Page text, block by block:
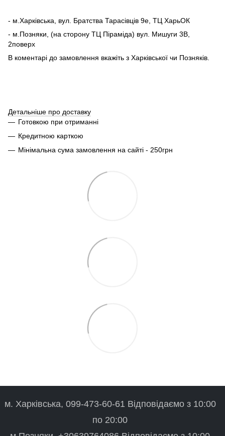
- м.Харківська, вул. Братства Тарасівців 9е, ТЦ ХарьОК
- м.Позняки, (на сторону ТЦ Піраміда) вул. Мишуги 3В,
2поверх
В коментарі до замовлення вкажіть з Харківської чи Позняків.
Детальніше про доставку
Готовкою при отриманні
Кредитною карткою
Мінімальна сума замовлення на сайті - 250грн
м. Харківська, 099-473-60-61 Відповідаємо з 10:00
по 20:00